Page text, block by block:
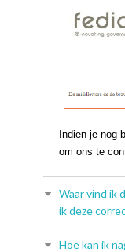
Indien je nog
om ons te
Waar vind ik
ik deze
Hoe kan ik